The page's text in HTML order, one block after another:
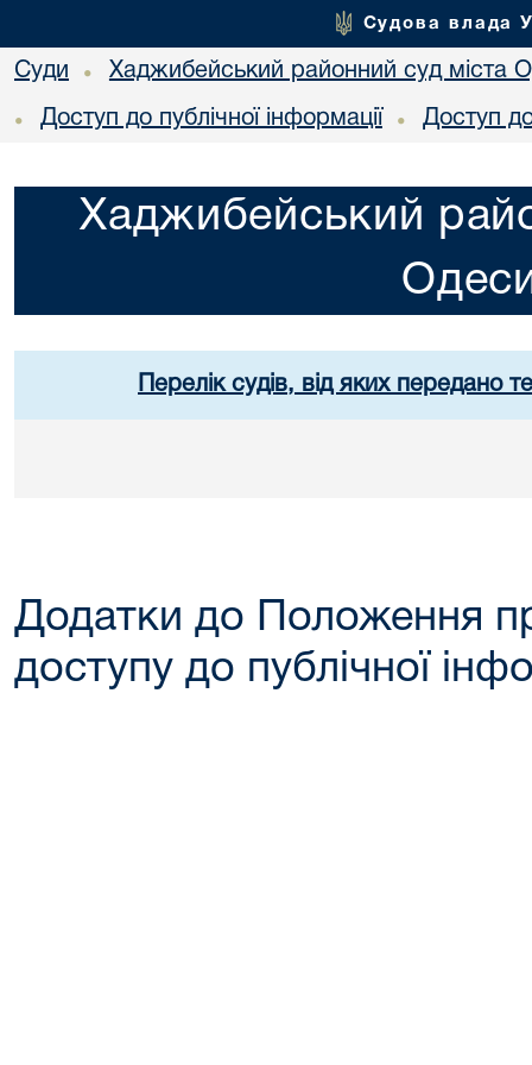
Судова влада
Суди • Хаджибейський районний суд міста
• Доступ до публічної інформації • Доступ до
Хаджибейський
Перелік судів, від яких передано
Додатки до Положення
доступу до публічної